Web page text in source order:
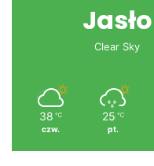
Jasło
Clear Sky
38 ℃
czw.
25 ℃
pt.